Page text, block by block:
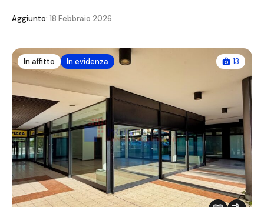
Aggiunto: 18 Febbraio 2026
In affitto In evidenza 13